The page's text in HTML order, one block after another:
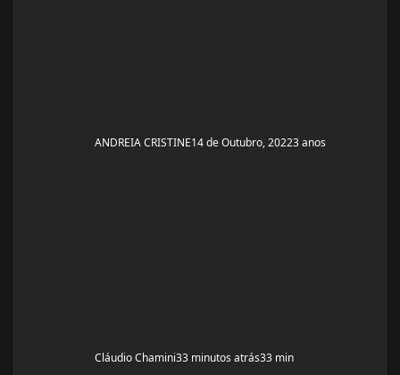
ANDREIA CRISTINE14 de Outubro, 20223 anos
Cláudio Chamini33 minutos atrás33 min